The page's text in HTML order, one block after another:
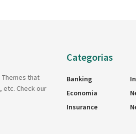
Themes that
Check our
Categorias
Banking
Economia
Insurance